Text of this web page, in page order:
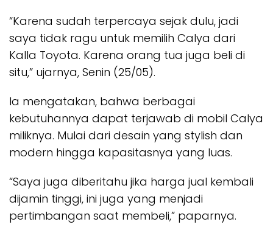
“Karena sudah terpercaya sejak dulu, jadi
saya tidak ragu untuk memilih Calya dari
Kalla Toyota. Karena orang tua juga beli di
situ,” ujarnya, Senin (25/05).
Ia mengatakan, bahwa berbagai
kebutuhannya dapat terjawab di mobil Calya
miliknya. Mulai dari desain yang stylish dan
modern hingga kapasitasnya yang luas.
“Saya juga diberitahu jika harga jual kembali
dijamin tinggi, ini juga yang menjadi
pertimbangan saat membeli,” paparnya.